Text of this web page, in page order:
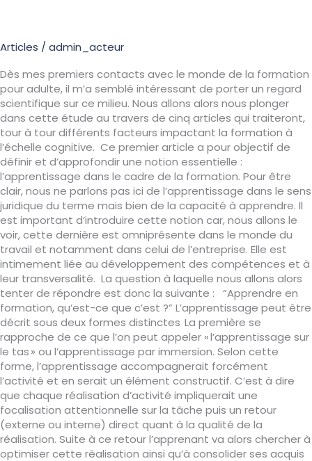
Articles / admin_acteur
Dès mes premiers contacts avec le monde de la formation
pour adulte, il m’a semblé intéressant de porter un regard
scientifique sur ce milieu. Nous allons alors nous plonger
dans cette étude au travers de cinq articles qui traiteront,
tour à tour différents facteurs impactant la formation à
l’échelle cognitive. Ce premier article a pour objectif de
définir et d’approfondir une notion essentielle :
l’apprentissage dans le cadre de la formation. Pour être
clair, nous ne parlons pas ici de l’apprentissage dans le sens
juridique du terme mais bien de la capacité à apprendre. Il
est important d’introduire cette notion car, nous allons le
voir, cette dernière est omniprésente dans le monde du
travail et notamment dans celui de l’entreprise. Elle est
intimement liée au développement des compétences et à
leur transversalité. La question à laquelle nous allons alors
tenter de répondre est donc la suivante : “Apprendre en
formation, qu’est-ce que c’est ?” L’apprentissage peut être
décrit sous deux formes distinctes La première se
rapproche de ce que l’on peut appeler « l’apprentissage sur
le tas » ou l’apprentissage par immersion. Selon cette
forme, l’apprentissage accompagnerait forcément
l’activité et en serait un élément constructif. C’est à dire
que chaque réalisation d’activité impliquerait une
focalisation attentionnelle sur la tâche puis un retour
(externe ou interne) direct quant à la qualité de la
réalisation. Suite à ce retour l’apprenant va alors chercher à
optimiser cette réalisation ainsi qu’à consolider ses acquis